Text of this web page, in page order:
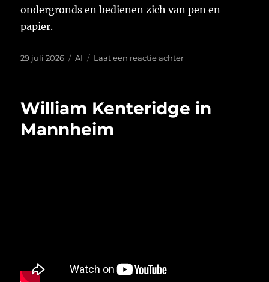
ondergronds en bedienen zich van pen en
papier.
Geplaatst
29 juli 2026 Tags
AI Laat een reactie achterop
William Kenteridge in
Mannheim